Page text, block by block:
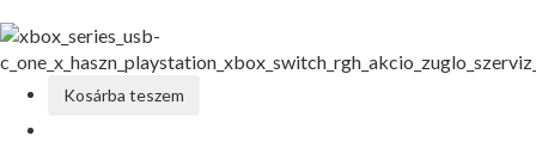
Kosárba teszem